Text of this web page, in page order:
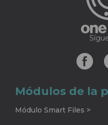
Módulos de la
Módulo Smart Files >